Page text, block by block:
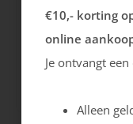
Rieker
Cristallino
€10,- korting
online
Je ontvangt
Alleen